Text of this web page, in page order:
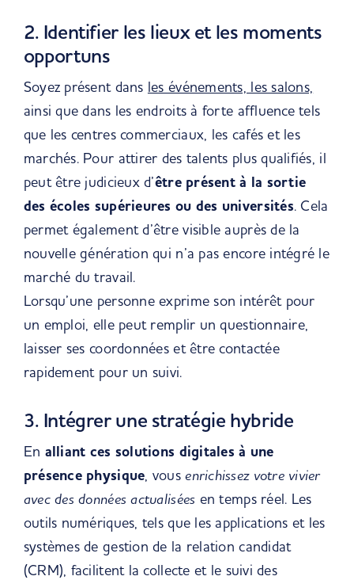
2. Identifier les lieux et les moments
opportuns
Soyez présent dans les événements, les salons,
ainsi que dans les endroits à forte affluence tels
que les centres commerciaux, les cafés et les
marchés. Pour attirer des talents plus qualifiés, il
peut être judicieux d’être présent à la sortie
des écoles supérieures ou des universités. Cela
permet également d’être visible auprès de la
nouvelle génération qui n’a pas encore intégré le
marché du travail.
Lorsqu’une personne exprime son intérêt pour
un emploi, elle peut remplir un questionnaire,
laisser ses coordonnées et être contactée
rapidement pour un suivi.
3. Intégrer une stratégie hybride
En alliant ces solutions digitales à une
présence physique, vousenrichissez votre vivier
avec des données actualisées en temps réel. Les
outils numériques, tels que les applications et les
systèmes de gestion de la relation candidat
(CRM), facilitent la collecte et le suivi des